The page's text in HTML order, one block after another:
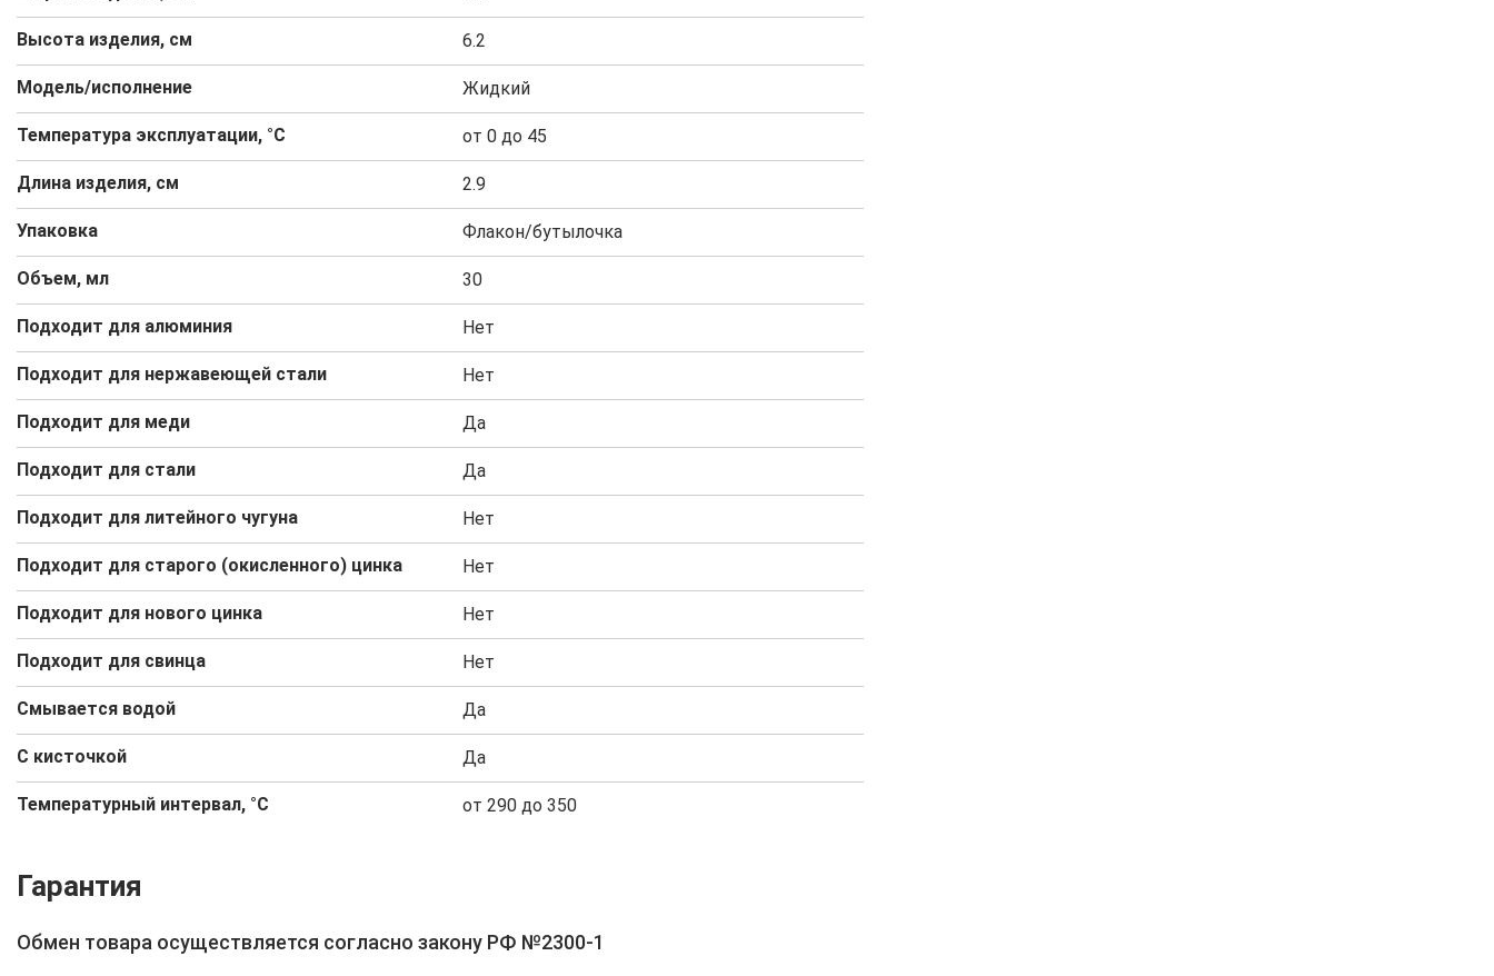
Высота изделия, см 6.2
Модель/исполнение Жидкий
Температура эксплуатации, °C от 0 до 45
Длина изделия, см 2.9
Упаковка Флакон/бутылочка
Объем, мл 30
Подходит для алюминия Нет
Подходит для нержавеющей стали Нет
Подходит для меди Да
Подходит для стали Да
Подходит для литейного чугуна Нет
Подходит для старого (окисленного) цинка Нет
Подходит для нового цинка Нет
Подходит для свинца Нет
Смывается водой Да
С кисточкой Да
Температурный интервал, °C от 290 до 350
Гарантия
Обмен товара осуществляется согласно закону РФ №2300-1